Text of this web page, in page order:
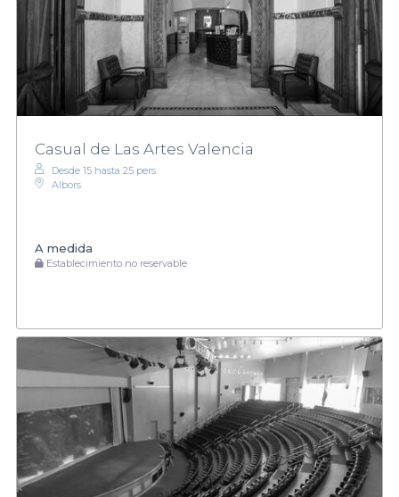
Casual de Las Artes Valencia
Desde 15 hasta 25 pers.
Albors
A medida
Establecimiento no reservable